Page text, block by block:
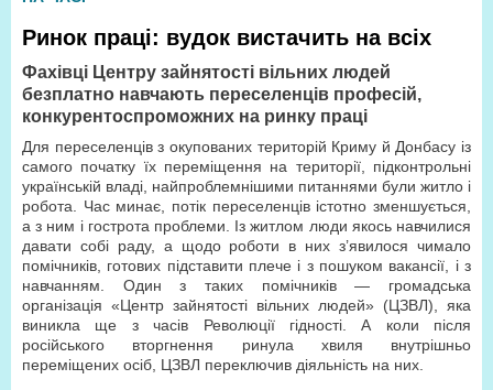
Ринок праці: вудок вистачить на всіх
Фахівці Центру зайнятості вільних людей
безплатно навчають переселенців професій,
конкурентоспроможних на ринку праці
Для переселенців з окупованих територій Криму й Донбасу із
самого початку їх переміщення на території, підконтрольні
українській владі, найпроблемнішими питаннями були житло і
робота. Час минає, потік переселенців істотно зменшується,
а з ним і гострота проблеми. Із житлом люди якось навчилися
давати собі раду, а щодо роботи в них з’явилося чимало
помічників, готових підставити плече і з пошуком вакансії, і з
навчанням. Один з таких помічників — громадська
організація «Центр зайнятості вільних людей» (ЦЗВЛ), яка
виникла ще з часів Революції гідності. А коли після
російського вторгнення ринула хвиля внутрішньо
переміщених осіб, ЦЗВЛ переключив діяльність на них.